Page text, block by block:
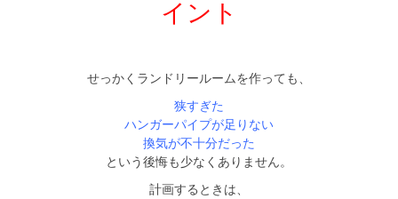
イント
せっかくランドリールームを作っても、
狭すぎた
ハンガーパイプが足りない
換気が不十分だった
という後悔も少なくありません。
計画するときは、